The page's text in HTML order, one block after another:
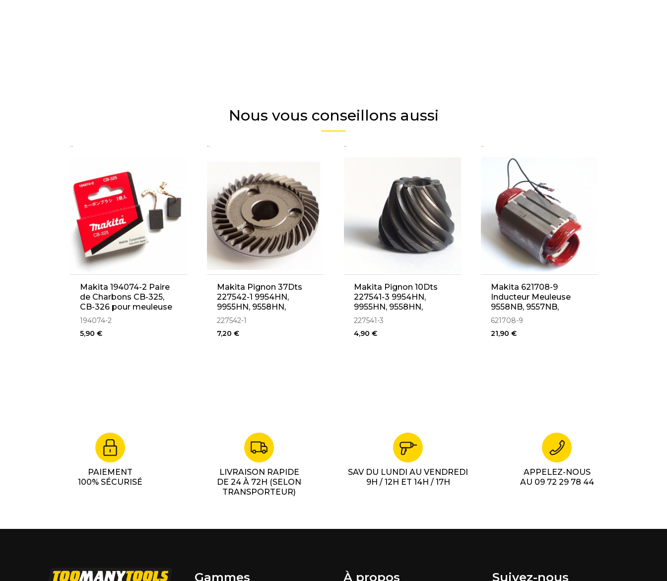
Nous vous conseillons aussi
..
Makita 194074-2 Paire
de Charbons CB-325,
CB-326 pour meuleuse
9554HN, 9554NB,
9557HN, 9557NB,
194074-2
5,90 €
..
Makita Pignon 37Dts
227542-1 9954HN,
9955HN, 9558HN,
9557HN
227542-1
7,20 €
..
Makita Pignon 10Dts
227541-3 9954HN,
9955HN, 9558HN,
9557HN
227541-3
4,90 €
..
Makita 621708-9
Inducteur Meuleuse
9558NB, 9557NB,
9556NB
621708-9
21,90 €
PAIEMENT
100% SÉCURISÉ
LIVRAISON RAPIDE
DE 24 À 72H (SELON
TRANSPORTEUR)
SAV DU LUNDI AU VENDREDI
9H / 12H ET 14H / 17H
APPELEZ-NOUS
AU 09 72 29 78 44
Gammes À propos Suivez-nous